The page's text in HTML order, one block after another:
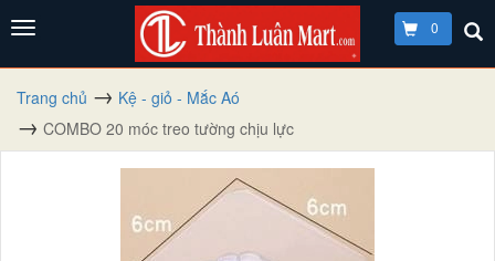
0
Trang chủ
Kệ - giỏ - Mắc Aó
COMBO 20 móc treo tường chịu lực